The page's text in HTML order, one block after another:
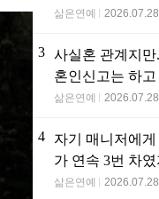
삶은연예 2026.07.28
3
사실혼 관계지만
혼인신고는 하
는 배우
삶은연예 2026.07.28
4
자기 매니저에
가 연속 3번 차
국 결혼에 성공한
삶은연예 2026.07.28